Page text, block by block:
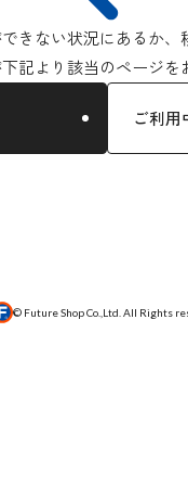
きない状況にあるか、
記より該当のページを
ご利用
© Future Shop Co.,Ltd. All Rights